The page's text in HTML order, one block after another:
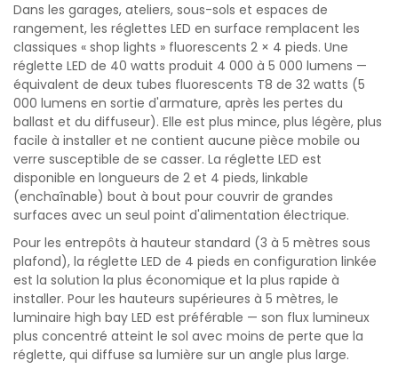
Dans les garages, ateliers, sous-sols et espaces de
rangement, les réglettes LED en surface remplacent les
classiques « shop lights » fluorescents 2 × 4 pieds. Une
réglette LED de 40 watts produit 4 000 à 5 000 lumens —
équivalent de deux tubes fluorescents T8 de 32 watts (5
000 lumens en sortie d'armature, après les pertes du
ballast et du diffuseur). Elle est plus mince, plus légère, plus
facile à installer et ne contient aucune pièce mobile ou
verre susceptible de se casser. La réglette LED est
disponible en longueurs de 2 et 4 pieds, linkable
(enchaînable) bout à bout pour couvrir de grandes
surfaces avec un seul point d'alimentation électrique.
Pour les entrepôts à hauteur standard (3 à 5 mètres sous
plafond), la réglette LED de 4 pieds en configuration linkée
est la solution la plus économique et la plus rapide à
installer. Pour les hauteurs supérieures à 5 mètres, le
luminaire high bay LED est préférable — son flux lumineux
plus concentré atteint le sol avec moins de perte que la
réglette, qui diffuse sa lumière sur un angle plus large.